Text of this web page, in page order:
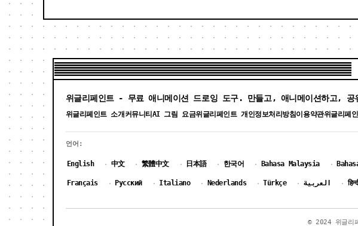
위글리페인트 - 무료 애니메이션 드로잉 도구. 만들고, 애니메이션하고, 공
위글리페인트 소개커뮤니티AI 그림 요금위글리페인트 개인정보처리방침이용약관위글리페
언어:
English · 中文 · 繁體中文 · 日本語 · 한국어 · Bahasa Malaysia ·
Français · Русский · Italiano · Nederlands · Türkçe · العربية ·
© 2024 위글